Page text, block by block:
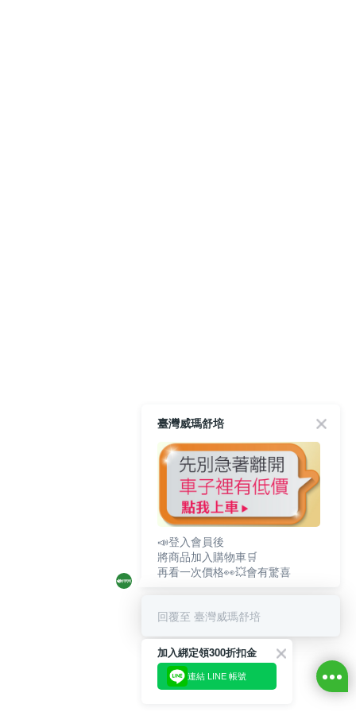
臺灣威瑪舒培
📣登入會員後
將商品加入購物車🛒
再看一次價格👀💥會有驚喜
回覆至 臺灣威瑪舒培
加入綁定領300折扣金
連結 LINE 帳號